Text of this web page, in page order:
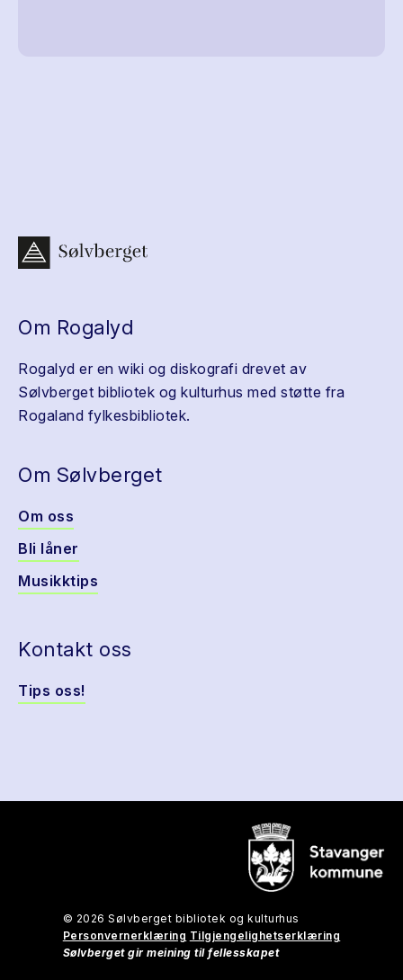
Om Rogalyd
Rogalyd er en wiki og diskografi drevet av
Sølvberget bibliotek og kulturhus med støtte fra
Rogaland fylkesbibliotek.
Om Sølvberget
Om oss
Bli låner
Musikktips
Kontakt oss
Tips oss!
© 2026 Sølvberget bibliotek og kulturhus
Personvernerklæring Tilgjengelighetserklæring
Sølvberget gir meining til fellesskapet